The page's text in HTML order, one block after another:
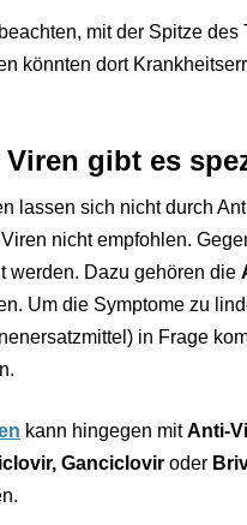
mit der Spitze
könnten dort
gibt es
lassen sich nicht durch
nicht empfohlen.
werden. Dazu gehören die
Um die Symptome zu
in Frage
kann hingegen mitAnti-
Ganciclovir oder